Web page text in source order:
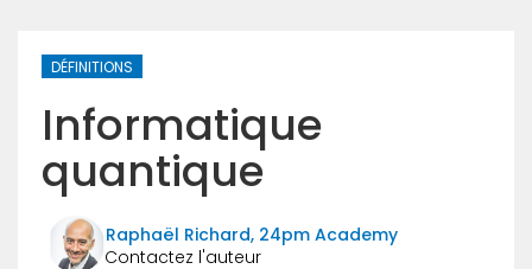
DÉFINITIONS
Informatique
quantique
Raphaël Richard, 24pm Academy